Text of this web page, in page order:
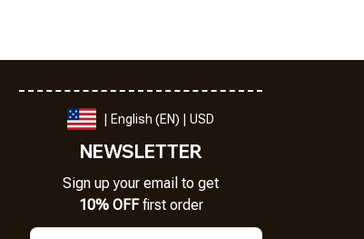
| English (EN) | USD
NEWSLETTER
Sign up your email to get
10% OFF first order